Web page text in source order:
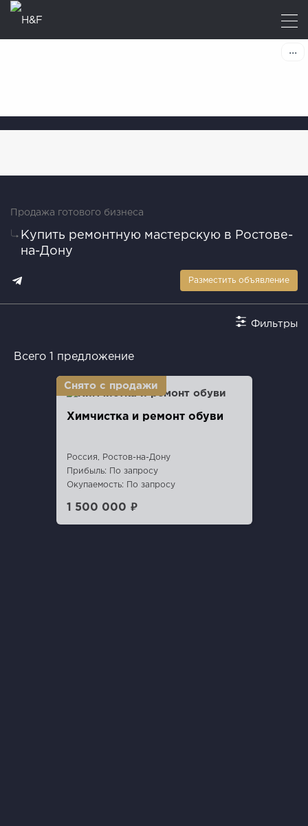
Продажа готового бизнеса
Купить ремонтную мастерскую в Ростове-
на-Дону
Разместить объявление
Фильтры
Всего 1 предложение
Химчистка и ремонт обуви
Россия, Ростов-на-Дону
Прибыль: По запросу
Окупаемость: По запросу
1 500 000 ₽